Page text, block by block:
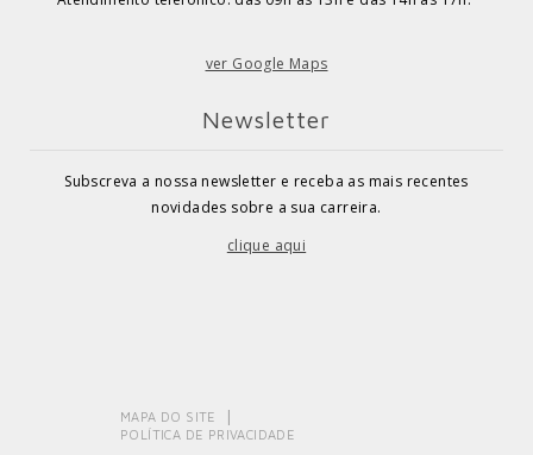
ver Google Maps
Newsletter
Subscreva a nossa newsletter e receba as mais recentes
novidades sobre a sua carreira.
clique aqui
MAPA DO SITE
POLÍTICA DE PRIVACIDADE